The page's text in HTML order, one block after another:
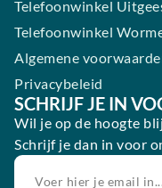
Telefoonwinkel
Telefoonwinkel
Algemene
Privacybeleid
SCHRIJF JE IN
Wil je op de hoogte
Schrijf je dan in voor